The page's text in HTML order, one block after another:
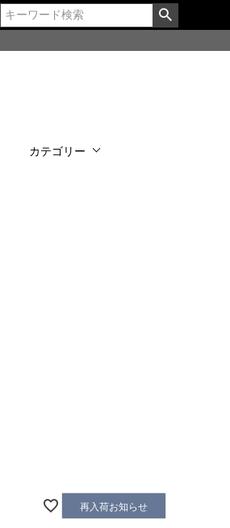
カテゴリー
再入荷お知らせ